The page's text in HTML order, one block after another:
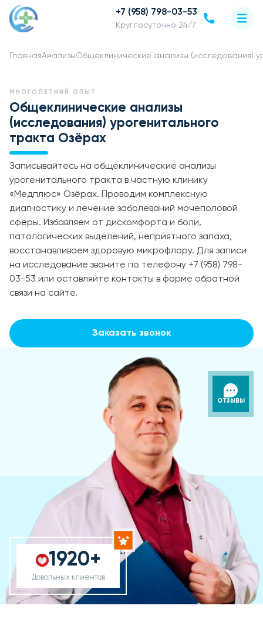
+7 (958) 798-03-53
Круглосуточно 24/7
ГлавнаяАнализыОбщеклинические анализы (исследования)
МНОГОЛЕТНИЙ ОПЫТ
Общеклинические анализы
(исследования) урогенитального
тракта Озёрах
Записывайтесь на общеклинические анализы
урогенитального тракта в частную клинику
«Медплюс» Озёрах. Проводим комплексную
диагностику и лечение заболеваний мочеполовой
сферы. Избавляем от дискомфорта и боли,
патологических выделений, неприятного запаха,
восстанавливаем здоровую микрофлору. Для записи
на исследование звоните по телефону +7 (958) 798-
03-53 или оставляйте контакты в форме обратной
связи на сайте.
Заказать звонок
1920+
Довольных клиентов
ОТЗЫВЫ